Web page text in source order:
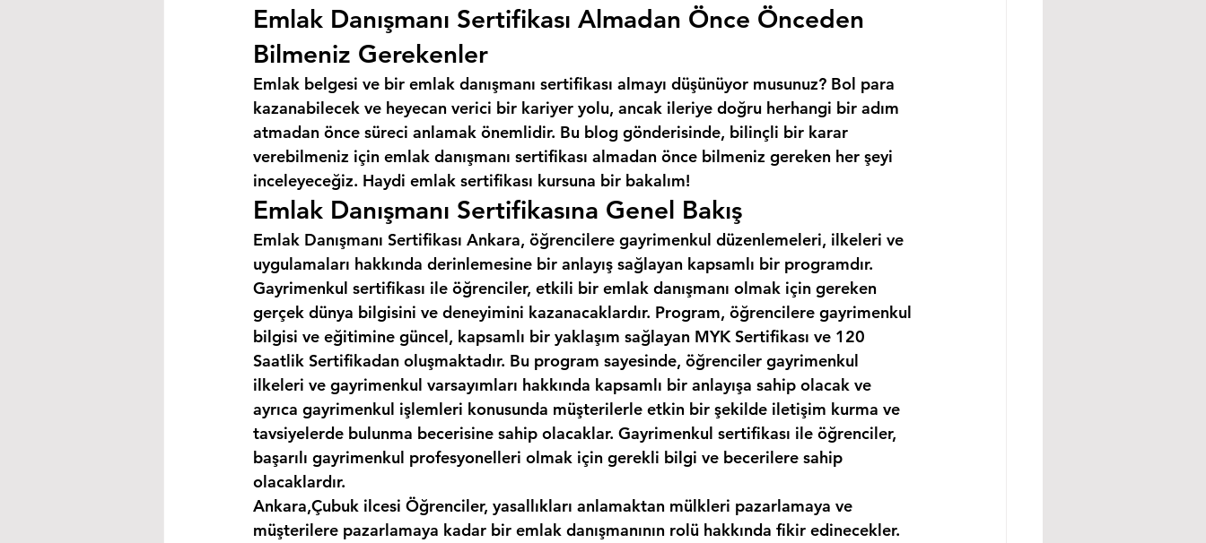
Emlak Danışmanı Sertifikası Almadan Önce Önceden
Bilmeniz Gerekenler
Emlak belgesi ve bir emlak danışmanı sertifikası almayı düşünüyor musunuz? Bol para
kazanabilecek ve heyecan verici bir kariyer yolu, ancak ileriye doğru herhangi bir adım
atmadan önce süreci anlamak önemlidir. Bu blog gönderisinde, bilinçli bir karar
verebilmeniz için emlak danışmanı sertifikası almadan önce bilmeniz gereken her şeyi
inceleyeceğiz. Haydi emlak sertifikası kursuna bir bakalım!
Emlak Danışmanı Sertifikasına Genel Bakış
Emlak Danışmanı Sertifikası Ankara, öğrencilere gayrimenkul düzenlemeleri, ilkeleri ve
uygulamaları hakkında derinlemesine bir anlayış sağlayan kapsamlı bir programdır.
Gayrimenkul sertifikası ile öğrenciler, etkili bir emlak danışmanı olmak için gereken
gerçek dünya bilgisini ve deneyimini kazanacaklardır. Program, öğrencilere gayrimenkul
bilgisi ve eğitimine güncel, kapsamlı bir yaklaşım sağlayan MYK Sertifikası ve 120
Saatlik Sertifikadan oluşmaktadır. Bu program sayesinde, öğrenciler gayrimenkul
ilkeleri ve gayrimenkul varsayımları hakkında kapsamlı bir anlayışa sahip olacak ve
ayrıca gayrimenkul işlemleri konusunda müşterilerle etkin bir şekilde iletişim kurma ve
tavsiyelerde bulunma becerisine sahip olacaklar. Gayrimenkul sertifikası ile öğrenciler,
başarılı gayrimenkul profesyonelleri olmak için gerekli bilgi ve becerilere sahip
olacaklardır.
Ankara,Çubuk ilcesi Öğrenciler, yasallıkları anlamaktan mülkleri pazarlamaya ve
müşterilere pazarlamaya kadar bir emlak danışmanının rolü hakkında fikir edinecekler.